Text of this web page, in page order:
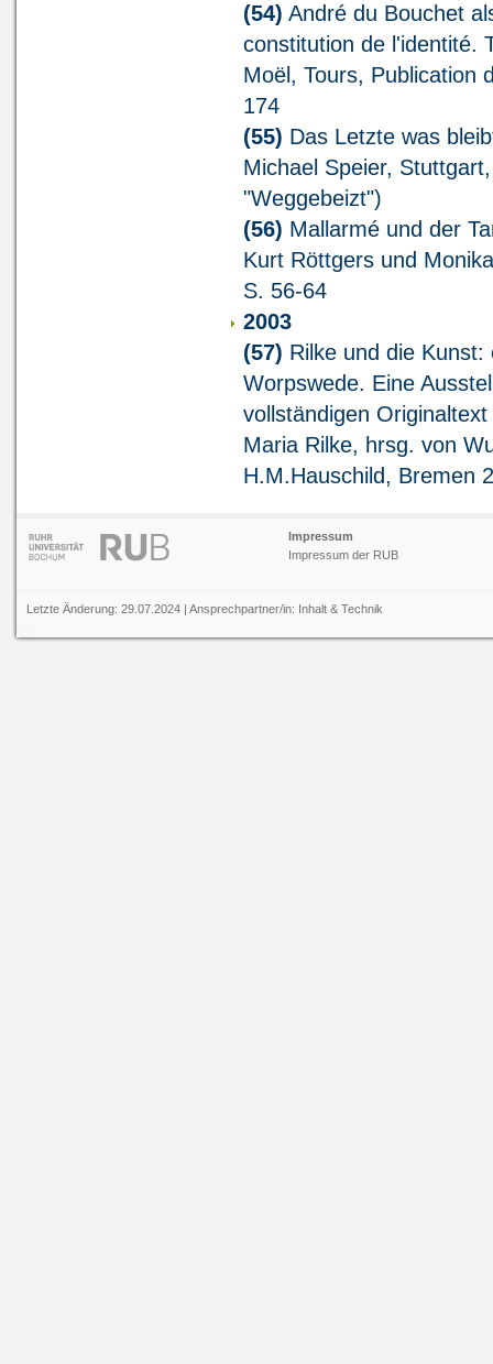
(54) André du Bouchet
constitution de l'identité.
Moël, Tours, Publication
174
(55) Das Letzte was
Michael Speier,
"Weggebeizt")
(56) Mallarmé und der
Kurt Röttgers und
S. 56-64
2003
(57) Rilke und die
Worpswede. Eine
vollständigen
Maria Rilke, hrsg. von
H.M.Hauschild, Bremen
Impressum
Impressum der RUB
Letzte Änderung: 29.07.2024 | Ansprechpartner/in: Inhalt &Technik